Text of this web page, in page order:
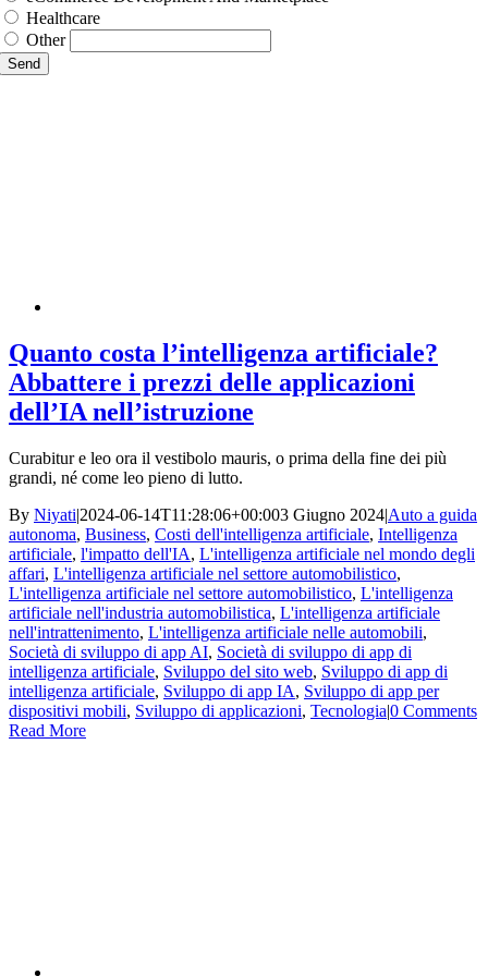
Healthcare
Other
Send
Quanto costa l’intelligenza artificiale?
Abbattere i prezzi delle applicazioni
dell’IA nell’istruzione
Curabitur e leo ora il vestibolo mauris, o prima della fine dei più
grandi, né come leo pieno di lutto.
By Niyati|2024-06-14T11:28:06+00:003 Giugno 2024|Auto a guida
autonoma, Business, Costi dell'intelligenza artificiale, Intelligenza
artificiale, l'impatto dell'IA, L'intelligenza artificiale nel mondo degli
affari, L'intelligenza artificiale nel settore automobilistico,
L'intelligenza artificiale nel settore automobilistico, L'intelligenza
artificiale nell'industria automobilistica, L'intelligenza artificiale
nell'intrattenimento, L'intelligenza artificiale nelle automobili,
Società di sviluppo di app AI, Società di sviluppo di app di
intelligenza artificiale, Sviluppo del sito web, Sviluppo di app di
intelligenza artificiale, Sviluppo di app IA, Sviluppo di app per
dispositivi mobili, Sviluppo di applicazioni, Tecnologia|0 Comments
Read More